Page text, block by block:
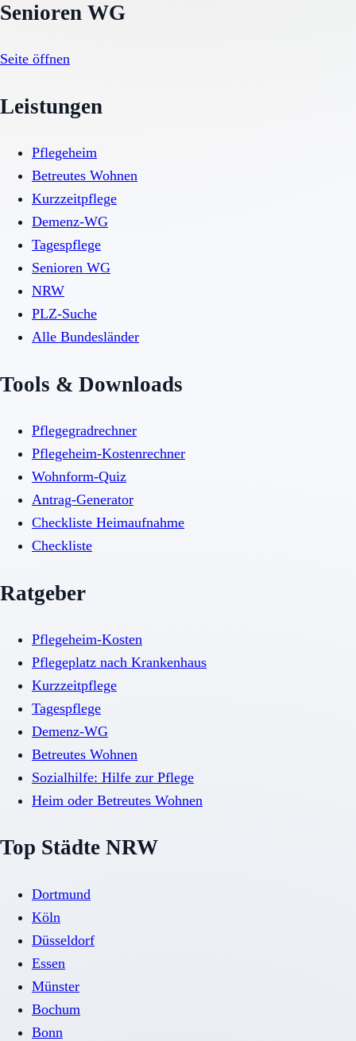
Senioren WG
Seite öffnen
Leistungen
Pflegeheim
Betreutes Wohnen
Kurzzeitpflege
Demenz-WG
Tagespflege
Senioren WG
NRW
PLZ-Suche
Alle Bundesländer
Tools & Downloads
Pflegegradrechner
Pflegeheim-Kostenrechner
Wohnform-Quiz
Antrag-Generator
Checkliste Heimaufnahme
Checkliste
Ratgeber
Pflegeheim-Kosten
Pflegeplatz nach Krankenhaus
Kurzzeitpflege
Tagespflege
Demenz-WG
Betreutes Wohnen
Sozialhilfe: Hilfe zur Pflege
Heim oder Betreutes Wohnen
Top Städte NRW
Dortmund
Köln
Düsseldorf
Essen
Münster
Bochum
Bonn